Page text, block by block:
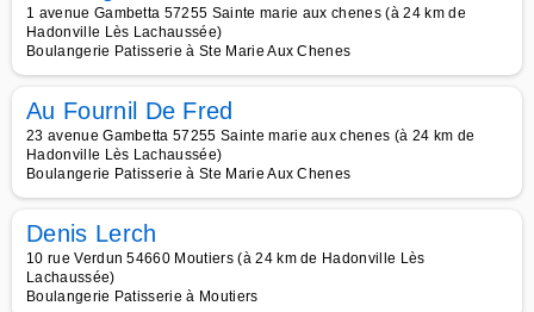
1 avenue Gambetta 57255 Sainte marie aux chenes (à 24 km de
Hadonville Lès Lachaussée)
Boulangerie Patisserie à Ste Marie Aux Chenes
Au Fournil De Fred
23 avenue Gambetta 57255 Sainte marie aux chenes (à 24 km de
Hadonville Lès Lachaussée)
Boulangerie Patisserie à Ste Marie Aux Chenes
Denis Lerch
10 rue Verdun 54660 Moutiers (à 24 km de Hadonville Lès
Lachaussée)
Boulangerie Patisserie à Moutiers